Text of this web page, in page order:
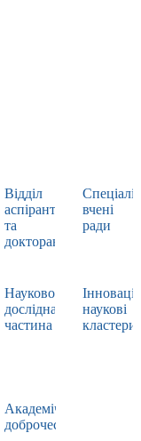
Відділ
аспірантури
та
докторантури
вчені
ради
Науково-
дослідна
частина
наукові
кластери
Академічна
доброчесність